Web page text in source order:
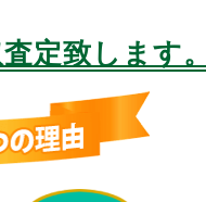
定致します。